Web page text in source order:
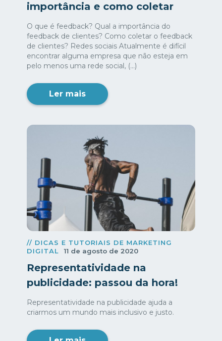
importância e como coletar
O que é feedback? Qual a importância do
feedback de clientes? Como coletar o feedback
de clientes? Redes sociais Atualmente é difícil
encontrar alguma empresa que não esteja em
pelo menos uma rede social, (...)
Ler mais
// DICAS E TUTORIAIS DE MARKETING
DIGITAL
11 de agosto de 2020
Representatividade na
publicidade: passou da hora!
Representatividade na publicidade ajuda a
criarmos um mundo mais inclusivo e justo.